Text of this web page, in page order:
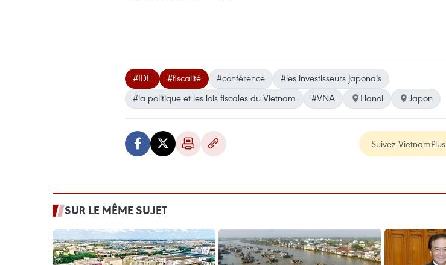
#IDE #fiscalité #conférence
#les investisseurs japonais
#la politique et les lois fiscales du Vietnam
#VNA Hanoi Japon
Suivez VietnamPlus
SUR LE MÊME SUJET